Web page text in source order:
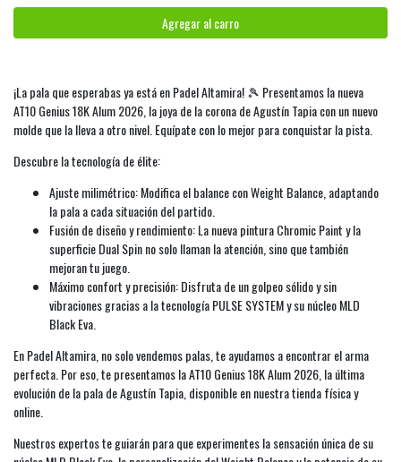
Agregar al carro
¡La pala que esperabas ya está en Padel Altamira! 🎾 Presentamos la nueva
AT10 Genius 18K Alum 2026, la joya de la corona de Agustín Tapia con un nuevo
molde que la lleva a otro nivel. Equípate con lo mejor para conquistar la pista.
Descubre la tecnología de élite:
Ajuste milimétrico: Modifica el balance con Weight Balance, adaptando
la pala a cada situación del partido.
Fusión de diseño y rendimiento: La nueva pintura Chromic Paint y la
superficie Dual Spin no solo llaman la atención, sino que también
mejoran tu juego.
Máximo confort y precisión: Disfruta de un golpeo sólido y sin
vibraciones gracias a la tecnología PULSE SYSTEM y su núcleo MLD
Black Eva.
En Padel Altamira, no solo vendemos palas, te ayudamos a encontrar el arma
perfecta. Por eso, te presentamos la AT10 Genius 18K Alum 2026, la última
evolución de la pala de Agustín Tapia, disponible en nuestra tienda física y
online.
Nuestros expertos te guiarán para que experimentes la sensación única de su